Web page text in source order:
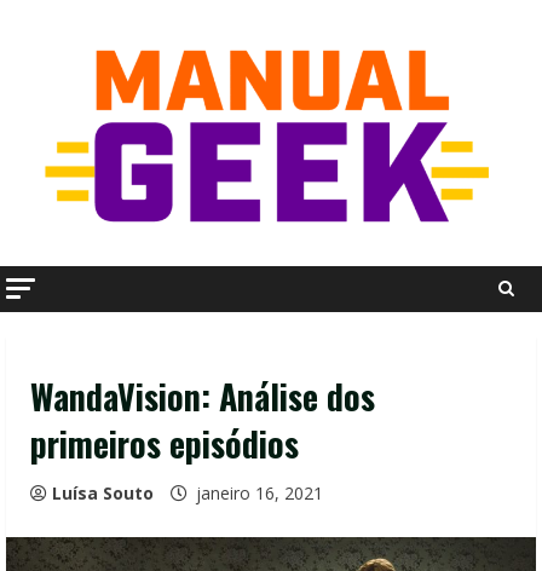
WandaVision: Análise dos
primeiros episódios
Luísa Souto janeiro 16, 2021